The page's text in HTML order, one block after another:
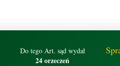
Do tego Art. sąd wydał
24 orzeczeń